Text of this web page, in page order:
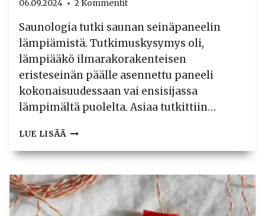
06.09.2024 2 Kommentit
Saunologia tutki saunan seinäpaneelin
lämpiämistä. Tutkimuskysymys oli,
lämpiääkö ilmarakorakenteisen
eristeseinän päälle asennettu paneeli
kokonaisuudessaan vai ensisijassa
lämpimältä puolelta. Asiaa tutkittiin…
LUE LISÄÄ TUTKIMUS:
LÄMPIÄÄ